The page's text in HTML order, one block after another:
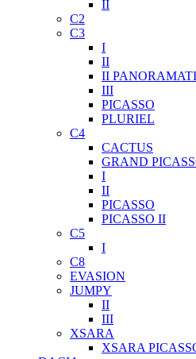
II
C2
C3
I
II
II
III
PICASSO
PLURIEL
C4
CACTUS
GRAND
I
II
PICASSO
PICASSO II
C5
I
C8
EVASION
JUMPY
II
III
XSARA
XSARA